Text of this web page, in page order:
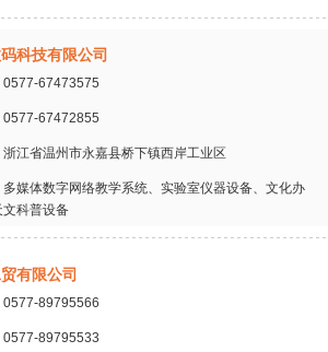
科技有限公司
0577-67473575
0577-67472855
江省温州市永嘉县桥下镇西岸工业区
多媒体数字网络教学系统、实验室仪器设备、文化办
科普设备
有限公司
0577-89795566
0577-89795533